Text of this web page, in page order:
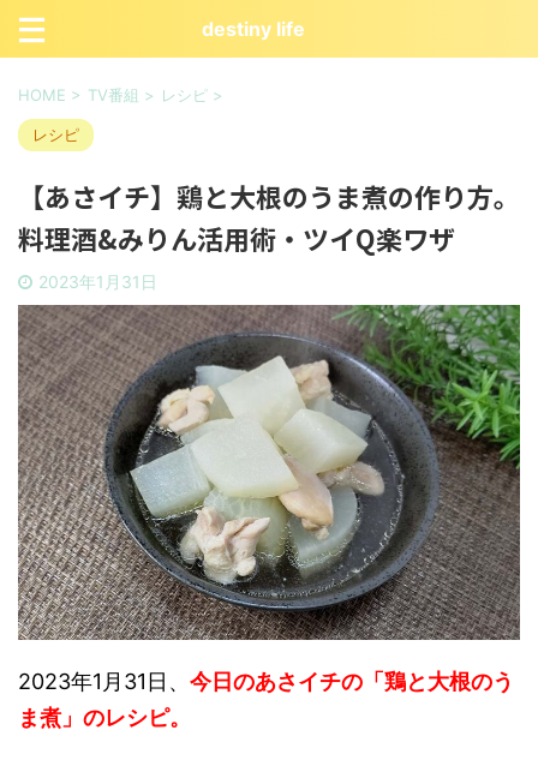
destiny life
HOME > TV番組 > レシピ >
レシピ
【あさイチ】鶏と大根のうま煮の作り方。
料理酒&みりん活用術・ツイQ楽ワザ
2023年1月31日
2023年1月31日、 今日のあさイチの「鶏と大根のう
ま煮」のレシピ。